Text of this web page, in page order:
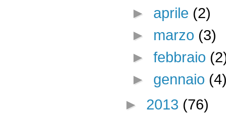
► aprile (2)
► marzo (3)
►febbraio
► gennaio
► 2013 (76)